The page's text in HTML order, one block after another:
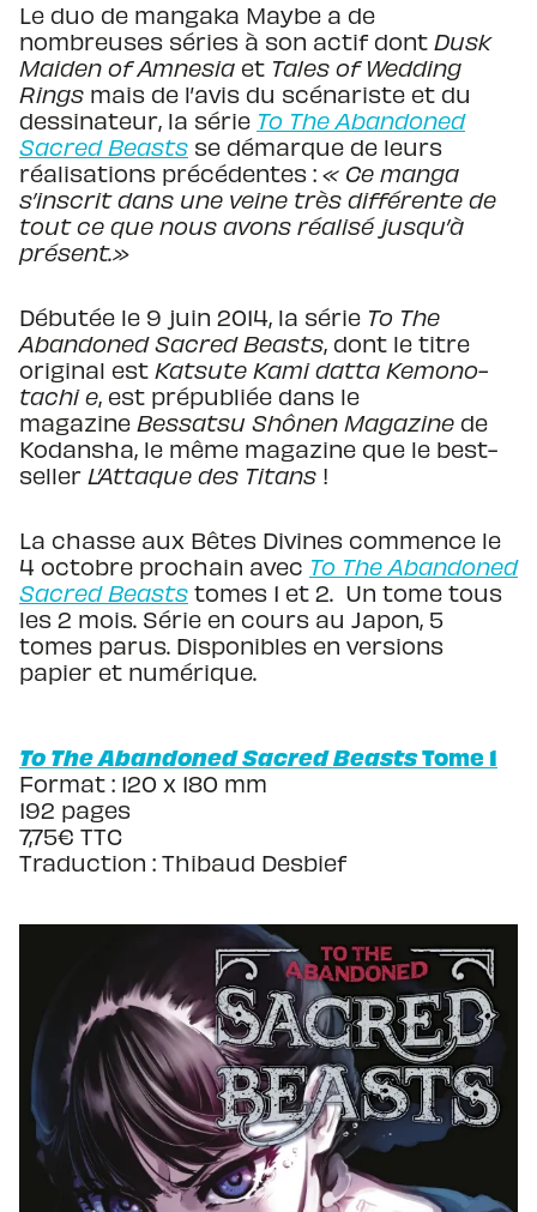
Le duo de mangaka Maybe a de
nombreuses séries à son actif dont Dusk
Maiden of Amnesia et Tales of Wedding
Rings mais de l’avis du scénariste et du
dessinateur, la série To The Abandoned
Sacred Beasts se démarque de leurs
réalisations précédentes : « Ce manga
s’inscrit dans une veine très différente de
tout ce que nous avons réalisé jusqu’à
présent.»
Débutée le 9 juin 2014, la série To The
Abandoned Sacred Beasts, dont le titre
original est Katsute Kami datta Kemono-
tachi e, est prépubliée dans le
magazine Bessatsu Shônen Magazine de
Kodansha, le même magazine que le best-
seller L’Attaque des Titans !
La chasse aux Bêtes Divines commence le
4 octobre prochain avec To The Abandoned
Sacred Beasts tomes 1 et 2. Un tome tous
les 2 mois. Série en cours au Japon, 5
tomes parus. Disponibles en versions
papier et numérique.
To The Abandoned Sacred BeastsTome 1
Format : 120 x 180 mm
192 pages
7,75€ TTC
Traduction : Thibaud Desbief